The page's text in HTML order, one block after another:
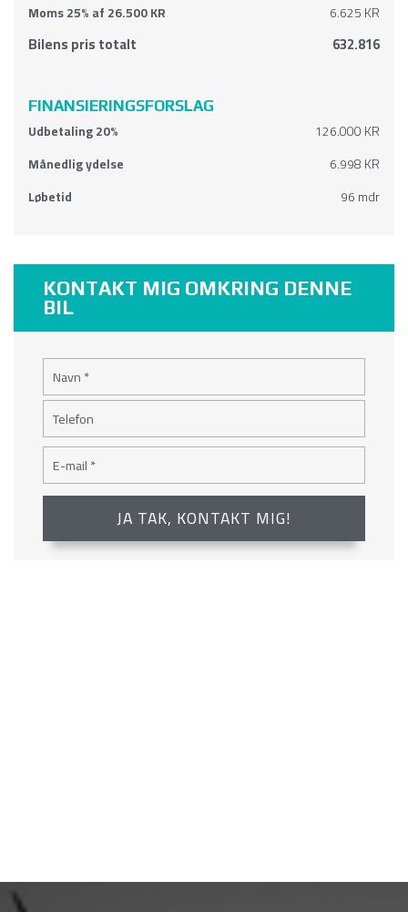
Moms 25% af 26.500 KR
6.625 KR
Bilens pris totalt 632.816
FINANSIERINGSFORSLAG
Udbetaling 20%
126.000 KR
Månedlig ydelse
6.998 KR
Løbetid
96 mdr
KONTAKT MIG OMKRING DENNE
BIL